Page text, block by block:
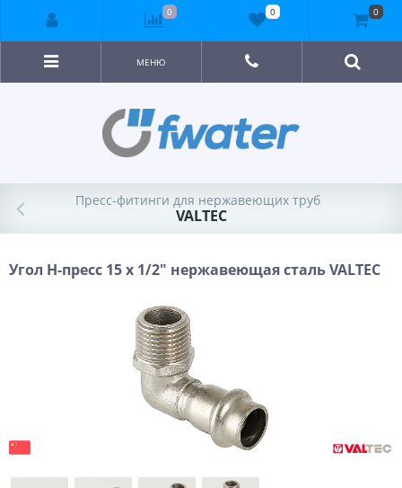
МЕНЮ
Пресс-фитинги для нержавеющих труб
VALTEC
Угол H-пресс 15 х 1/2" нержавеющая сталь VALTEC
0 0 0